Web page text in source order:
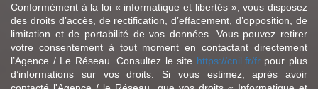
Conformément à la loi « informatique et libertés », vous disposez
des droits d’accès, de rectification, d’effacement, d’opposition, de
limitation et de portabilité de vos données. Vous pouvez retirer
votre consentement à tout moment en contactant directement
l’Agence / Le Réseau. Consultez le site https://cnil.fr/frpour plus
d’informations sur vos droits. Si vous estimez, après avoir